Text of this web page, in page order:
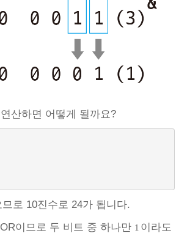
산하면 어떻게 될까요?
므로 10진수로 24가 됩니다.
이므로 두 비트 중 하나만 1 이라도